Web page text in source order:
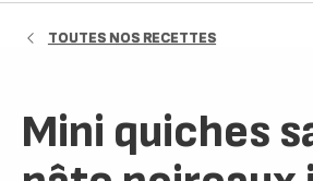
TOUTES NOS RECETTES
Mini quiches